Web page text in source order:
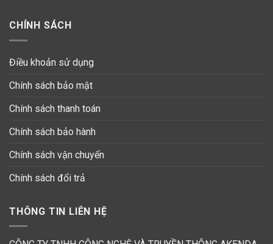
CHÍNH SÁCH
Điều khoản sử dụng
Chính sách bảo mật
Chính sách thanh toán
Chính sách bảo hành
Chính sách vận chuyển
Chính sách đổi trả
THÔNG TIN LIÊN HỆ